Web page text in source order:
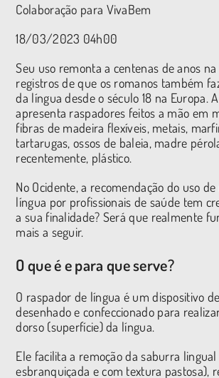
Colaboração para VivaBem
18/03/2023 04h00
Seu uso remonta a centenas de anos
registros de que os romanos também
da língua desde o século 18 na Europa.
apresenta raspadores feitos a mão em
fibras de madeira flexíveis, metais,
tartarugas, ossos de baleia, madre
recentemente, plástico.
No Ocidente, a recomendação do uso
língua por profissionais de saúde tem
a sua finalidade? Será que realmente
mais a seguir.
O que é e para que serve?
O raspador de língua é um dispositivo
desenhado e confeccionado para
dorso (superfície) da língua.
Ele facilita a remoção da saburra
esbranquiçada e com textura pastosa),